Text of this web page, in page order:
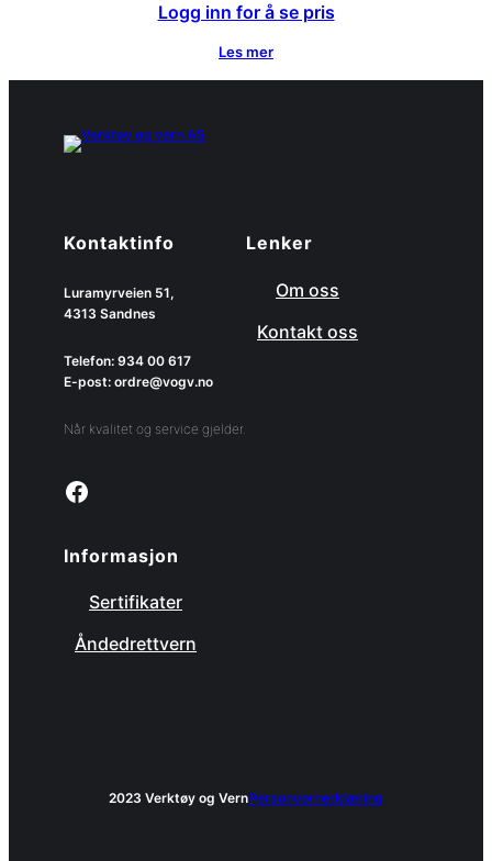
Logg inn for å se pris
Les mer
Kontaktinfo
Luramyrveien 51,
4313 Sandnes
Telefon: 934 00 617
E-post: ordre@vogv.no
Når kvalitet og service gjelder.
Link to facebook page
Lenker
Om oss
Kontakt oss
Informasjon
Sertifikater
Åndedrettvern
2023 Verktøy og VernPersonvernerklæring